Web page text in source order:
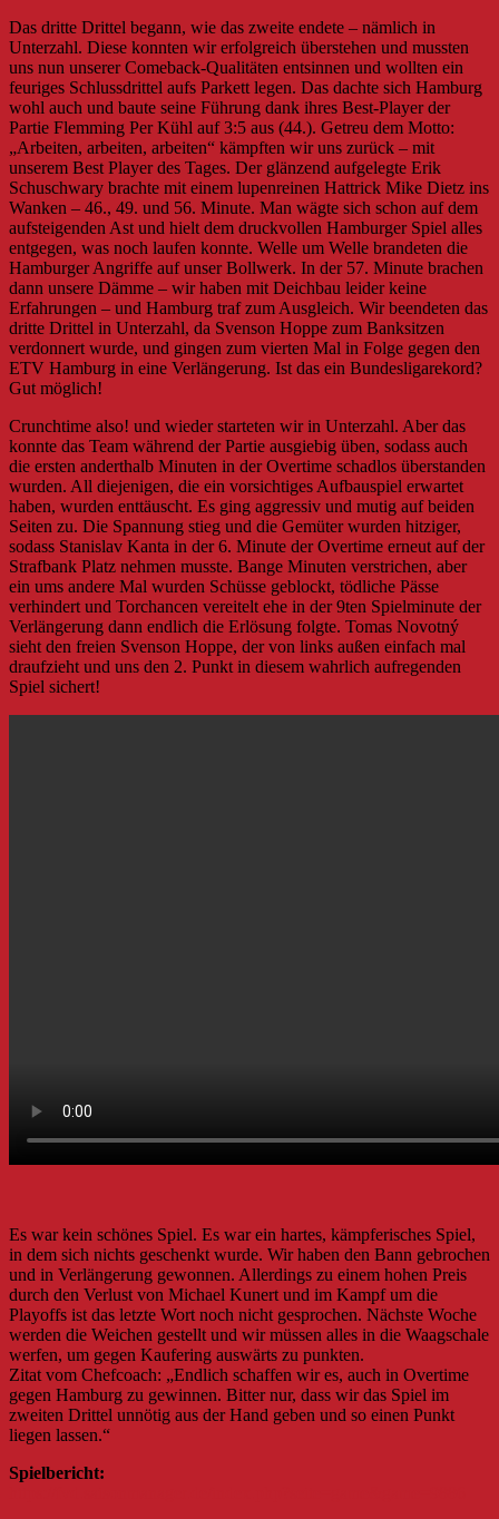
Das dritte Drittel begann, wie das zweite endete – nämlich in
Unterzahl. Diese konnten wir erfolgreich überstehen und mussten
uns nun unserer Comeback-Qualitäten entsinnen und wollten ein
feuriges Schlussdrittel aufs Parkett legen. Das dachte sich Hamburg
wohl auch und baute seine Führung dank ihres Best-Player der
Partie Flemming Per Kühl auf 3:5 aus (44.). Getreu dem Motto:
„Arbeiten, arbeiten, arbeiten“ kämpften wir uns zurück – mit
unserem Best Player des Tages. Der glänzend aufgelegte Erik
Schuschwary brachte mit einem lupenreinen Hattrick Mike Dietz ins
Wanken – 46., 49. und 56. Minute. Man wägte sich schon auf dem
aufsteigenden Ast und hielt dem druckvollen Hamburger Spiel alles
entgegen, was noch laufen konnte. Welle um Welle brandeten die
Hamburger Angriffe auf unser Bollwerk. In der 57. Minute brachen
dann unsere Dämme – wir haben mit Deichbau leider keine
Erfahrungen – und Hamburg traf zum Ausgleich. Wir beendeten das
dritte Drittel in Unterzahl, da Svenson Hoppe zum Banksitzen
verdonnert wurde, und gingen zum vierten Mal in Folge gegen den
ETV Hamburg in eine Verlängerung. Ist das ein Bundesligarekord?
Gut möglich!
Crunchtime also! und wieder starteten wir in Unterzahl. Aber das
konnte das Team während der Partie ausgiebig üben, sodass auch
die ersten anderthalb Minuten in der Overtime schadlos überstanden
wurden. All diejenigen, die ein vorsichtiges Aufbauspiel erwartet
haben, wurden enttäuscht. Es ging aggressiv und mutig auf beiden
Seiten zu. Die Spannung stieg und die Gemüter wurden hitziger,
sodass Stanislav Kanta in der 6. Minute der Overtime erneut auf der
Strafbank Platz nehmen musste. Bange Minuten verstrichen, aber
ein ums andere Mal wurden Schüsse geblockt, tödliche Pässe
verhindert und Torchancen vereitelt ehe in der 9ten Spielminute der
Verlängerung dann endlich die Erlösung folgte. Tomas Novotný
sieht den freien Svenson Hoppe, der von links außen einfach mal
draufzieht und uns den 2. Punkt in diesem wahrlich aufregenden
Spiel sichert!
Es war kein schönes Spiel. Es war ein hartes, kämpferisches Spiel,
in dem sich nichts geschenkt wurde. Wir haben den Bann gebrochen
und in Verlängerung gewonnen. Allerdings zu einem hohen Preis
durch den Verlust von Michael Kunert und im Kampf um die
Playoffs ist das letzte Wort noch nicht gesprochen. Nächste Woche
werden die Weichen gestellt und wir müssen alles in die Waagschale
werfen, um gegen Kaufering auswärts zu punkten.
Zitat vom Chefcoach: „Endlich schaffen wir es, auch in Overtime
gegen Hamburg zu gewinnen. Bitter nur, dass wir das Spiel im
zweiten Drittel unnötig aus der Hand geben und so einen Punkt
liegen lassen.“
Spielbericht: